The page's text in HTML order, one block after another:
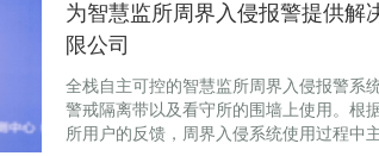
为智慧监所周界入侵报警提供解
限公司
全栈自主可控的智慧监所周界入侵报警系
警戒隔离带以及看守所的围墙上使用。根
所用户的反馈，周界入侵系统使用过程中